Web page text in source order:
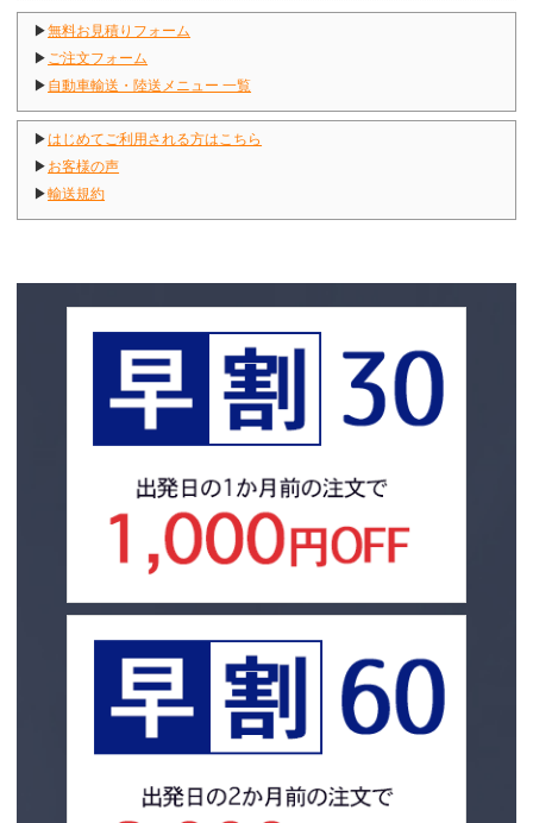
▶無料お見積りフォーム
▶ ご注文フォーム
▶ 自動車輸送・陸送メニュー 一覧
▶はじめてご利用される方はこちら
▶ お客様の声
▶輸送規約